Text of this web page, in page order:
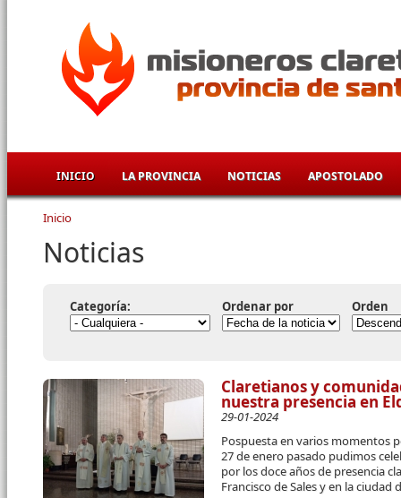
INICIO LA PROVINCIA NOTICIAS APOSTOLADO
Se encuentra usted aquí
Inicio
Noticias
Categoría: Ordenar por Orden
Claretianos y
nuestra presencia en
29-01-2024
Pospuesta en varios momentos
27 de enero pasado pudimos
por los doce años de presencia
Francisco de Sales y en la ciudad